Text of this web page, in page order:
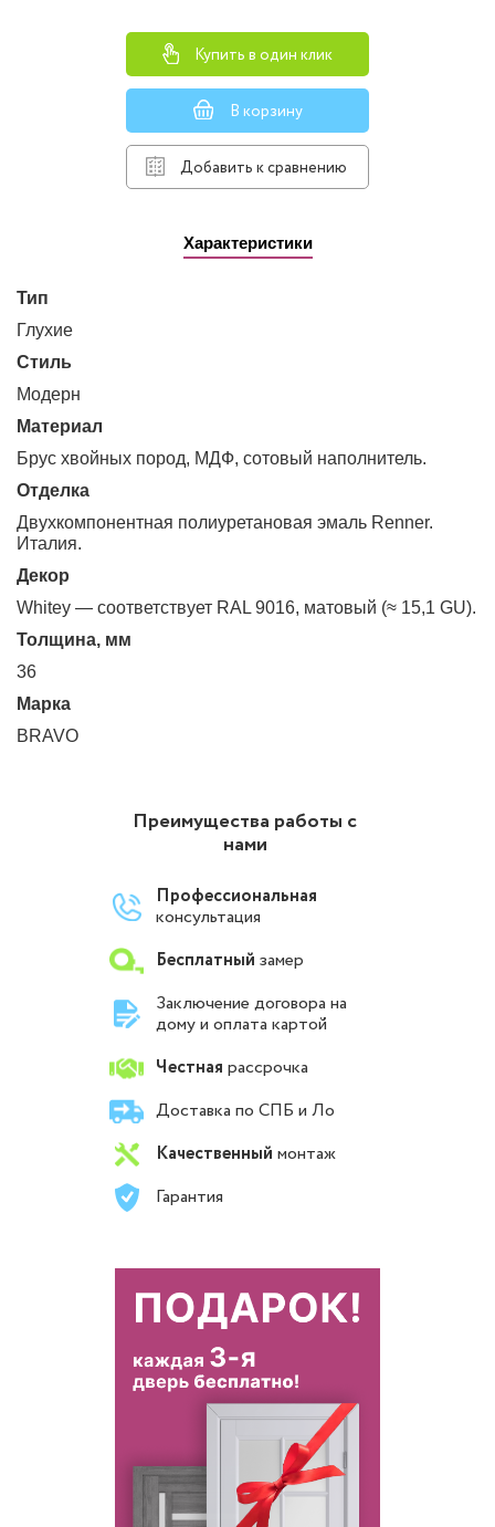
Купить в один клик
В корзину
Добавить к сравнению
Характеристики
Тип
глухие
Стиль
модерн
Материал
Брус хвойных пород, МДФ, сотовый наполнитель.
Отделка
Двухкомпонентная полиуретановая эмаль Renner.
Италия.
Декор
Whitey — соответствует RAL 9016, матовый (≈ 15,1 GU).
Толщина, мм
36
Марка
BRAVO
Преимущества работы с
нами
Профессиональная
консультация
Бесплатный замер
Заключение договора на
дому и оплата картой
Честная рассрочка
Доставка по СПБ и Ло
Качественный монтаж
Гарантия